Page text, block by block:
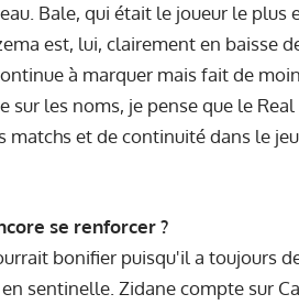
Bale, qui était le joueur le plus
est, lui, clairement en baisse
à marquer mais fait de
sur les noms, je pense que le
et de continuité dans le
se renforcer ?
bonifier puisqu'il a toujours
sentinelle. Zidane compte sur